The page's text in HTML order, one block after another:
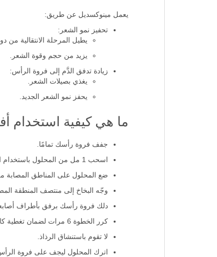
يعمل مينوكسديل عن طريق:
تحفيز نمو الشعر:
يطيل المرحلة الانتقالية من
يزيد من حجم وقوة الشعر.
زيادة تدفق الدَّم إلى فروة الرأس:
يغذي بصيلات الشعر.
يحفز نمو الشعر الجديد.
ما هي كيفية استخدام أفالون
جفف فروة رأسك تمامًا.
اسحب 1 مل من المحلول باستخدام القطارة المرفقة بما يعادل 6 بخات، مرتين يوميا.
ضع المحلول على المناطق المصابة
وجّه البخاخ إلى منتصف المنطقة
دلك فروة رأسك برفق بأطراف
كرر الخطوة 6 مرات لضمان تغطية كاملة.
لا تقوم باستنشاق الرذاذ.
اترك المحلول ليجف على فروة